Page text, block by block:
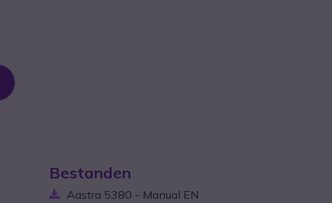
Bestanden
Aastra 5380 - Manual EN